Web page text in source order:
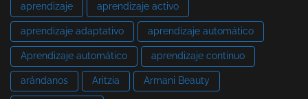
aprendizaje aprendizaje activo
aprendizaje adaptativo aprendizaje automático
Aprendizaje automático aprendizaje continuo
arándanos Aritzia Armani Beauty